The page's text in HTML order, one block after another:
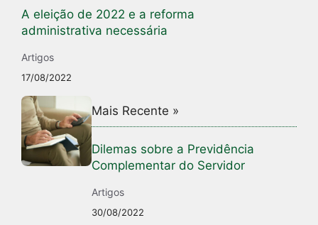
A eleição de 2022 e a reforma
administrativa necessária
Artigos
17/08/2022
Mais Recente »
Dilemas sobre a Previdência
Complementar do Servidor
Artigos
30/08/2022